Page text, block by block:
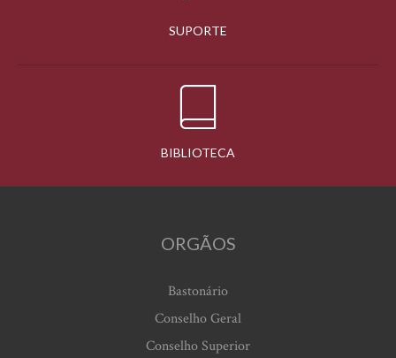
SUPORTE
BIBLIOTECA
ORGÃOS
Bastonário
Conselho Geral
Conselho Superior